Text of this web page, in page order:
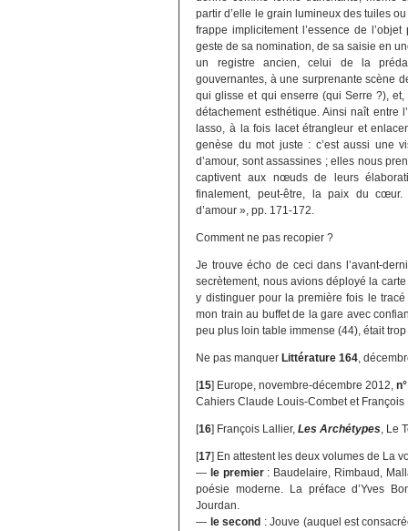
partir d’elle le grain lumineux des tuiles
frappe implicitement l’essence de
geste de sa nomination, de sa saisie en
un registre ancien, celui de la
gouvernantes, à une surprenante scène
qui glisse et qui enserre (qui Serre ?), et,
détachement esthétique. Ainsi naît entre
lasso, à la fois lacet étrangleur et
genèse du mot juste : c’est aussi une
d’amour, sont assassines ; elles nous
captivent aux nœuds de leurs
finalement, peut-être, la paix du
d’amour », pp. 171-172.
Comment ne pas recopier ?
Je trouve écho de ceci dans l’avant-
secrètement, nous avions déployé la
y distinguer pour la première fois le
mon train au buffet de la gare avec
peu plus loin table immense (44), était
Ne pas manquer Littérature 164,
[15] Europe, novembre-décembre 2012,
Cahiers Claude Louis-Combet et François
[16] François Lallier,Les Archétypes, Le
[17] En attestent les deux volumes de La
— le premier: Baudelaire, Rimbaud,
poésie moderne. La préface d’Yves
Jourdan.
— le second : Jouve (auquel est